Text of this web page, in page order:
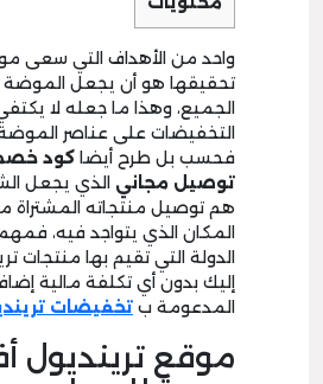
واحد من الأهداف التي سعى
تحقيقها هو أن يجعل
الجميع، وهذا ما جعله لا
التخفيضات على عناصر
فحسب بل طرح أيضا كود
توصيل مجاني الذي يجعل
هم توصيل منتجاته المشتراة
المكان الذي يتواجد فيه،
الدولة التي تقيم بها
إليك بدون أي تكلفة مالية
المدعومة ب تخفيضات
موقع ترينديول